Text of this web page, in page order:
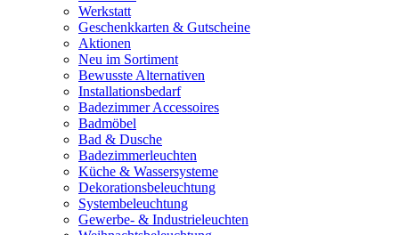
Werkstatt
Geschenkkarten & Gutscheine
Aktionen
Neu im Sortiment
Bewusste Alternativen
Installationsbedarf
Badezimmer Accessoires
Badmöbel
Bad & Dusche
Badezimmerleuchten
Küche & Wassersysteme
Dekorationsbeleuchtung
Systembeleuchtung
Gewerbe- & Industrieleuchten